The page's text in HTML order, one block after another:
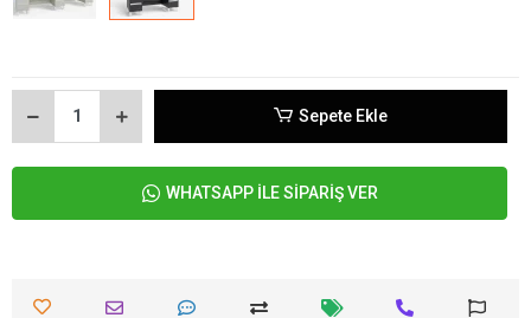
Sepete Ekle
WHATSAPP İLE SİPARİŞ VER